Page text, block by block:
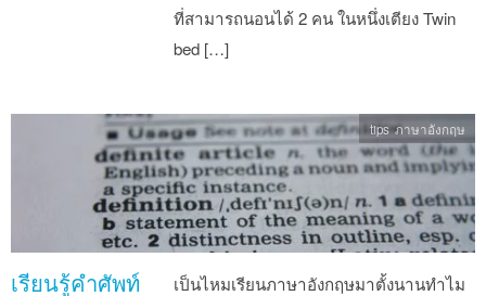
ที่สามารถนอนได้ 2 คน ในหนึ่งเตียง Twin
bed […]
เรียนรู้คำศัพท์
เป็นไหมเรียนภาษาอังกฤษมาตั้งนานทำไม
tips ภาษาอังกฤษ